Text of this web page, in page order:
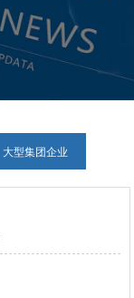
大型集团企业